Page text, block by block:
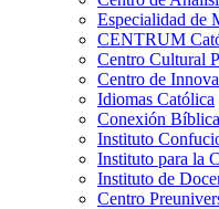
Especialidad de
CENTRUM
Centro Cultural
Centro de
Idiomas Católica
Conexión
Instituto
Instituto para la
Instituto de
Centro